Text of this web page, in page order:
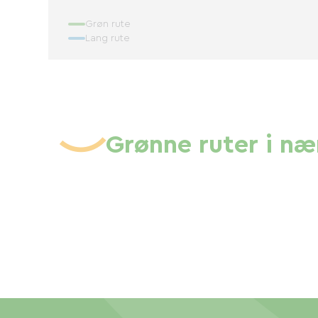
Grøn rute
Lang rute
Grønne ruter i